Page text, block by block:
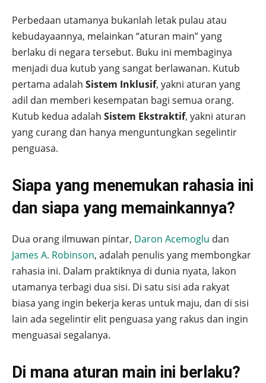
Perbedaan utamanya bukanlah letak pulau atau
kebudayaannya, melainkan “aturan main” yang
berlaku di negara tersebut. Buku ini membaginya
menjadi dua kutub yang sangat berlawanan. Kutub
pertama adalah Sistem Inklusif, yakni aturan yang
adil dan memberi kesempatan bagi semua orang.
Kutub kedua adalah Sistem Ekstraktif, yakni aturan
yang curang dan hanya menguntungkan segelintir
penguasa.
Siapa yang menemukan rahasia ini
dan siapa yang memainkannya?
Dua orang ilmuwan pintar, Daron Acemoglu dan
James A. Robinson, adalah penulis yang membongkar
rahasia ini. Dalam praktiknya di dunia nyata, lakon
utamanya terbagi dua sisi. Di satu sisi ada rakyat
biasa yang ingin bekerja keras untuk maju, dan di sisi
lain ada segelintir elit penguasa yang rakus dan ingin
menguasai segalanya.
Di mana aturan main ini berlaku?